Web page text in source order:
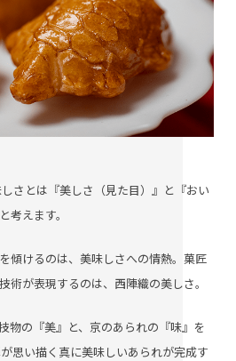
さとは『美しさ（見た目）』と『おい
考えます。
傾けるのは、美味しさへの情熱。菓匠
術が表現するのは、西陣織の美しさ。
物の『美』と、京のあられの『味』を
思い描く真に美味しいあられが完成す